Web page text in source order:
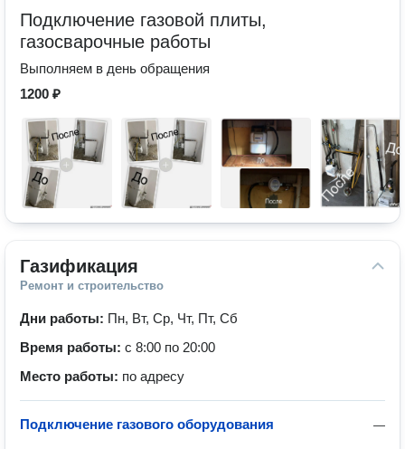
Подключение газовой плиты,
газосварочные работы
Выполняем в день обращения
1200 ₽
Газификация
Ремонт и строительство
Дни работы: Пн, Вт, Ср, Чт, Пт, Сб
Время работы: с 8:00 по 20:00
Место работы: по адресу
—
Подключение газового оборудования